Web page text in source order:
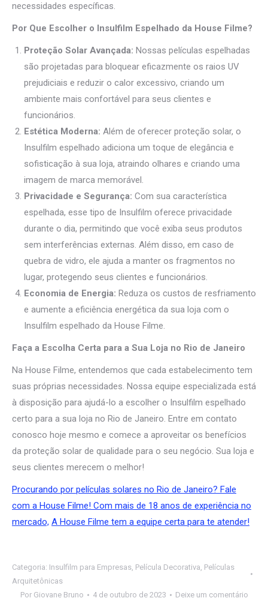
necessidades específicas.
Por Que Escolher o Insulfilm Espelhado da House Filme?
Proteção Solar Avançada: Nossas películas espelhadas
são projetadas para bloquear eficazmente os raios UV
prejudiciais e reduzir o calor excessivo, criando um
ambiente mais confortável para seus clientes e
funcionários.
Estética Moderna: Além de oferecer proteção solar, o
Insulfilm espelhado adiciona um toque de elegância e
sofisticação à sua loja, atraindo olhares e criando uma
imagem de marca memorável.
Privacidade e Segurança: Com sua característica
espelhada, esse tipo de Insulfilm oferece privacidade
durante o dia, permitindo que você exiba seus produtos
sem interferências externas. Além disso, em caso de
quebra de vidro, ele ajuda a manter os fragmentos no
lugar, protegendo seus clientes e funcionários.
Economia de Energia: Reduza os custos de resfriamento
e aumente a eficiência energética da sua loja com o
Insulfilm espelhado da House Filme.
Faça a Escolha Certa para a Sua Loja no Rio de Janeiro
Na House Filme, entendemos que cada estabelecimento tem
suas próprias necessidades. Nossa equipe especializada está
à disposição para ajudá-lo a escolher o Insulfilm espelhado
certo para a sua loja no Rio de Janeiro. Entre em contato
conosco hoje mesmo e comece a aproveitar os benefícios
da proteção solar de qualidade para o seu negócio. Sua loja e
seus clientes merecem o melhor!
Procurando por películas solares no Rio de Janeiro? Fale
com a House Filme! Com mais de 18 anos de experiência no
mercado, A House Filme tem a equipe certa para te atender!
Categoria: Insulfilm para Empresas, Película Decorativa, Películas
Arquitetônicas
Por Giovane Bruno 4 de outubro de 2023 Deixe um comentário